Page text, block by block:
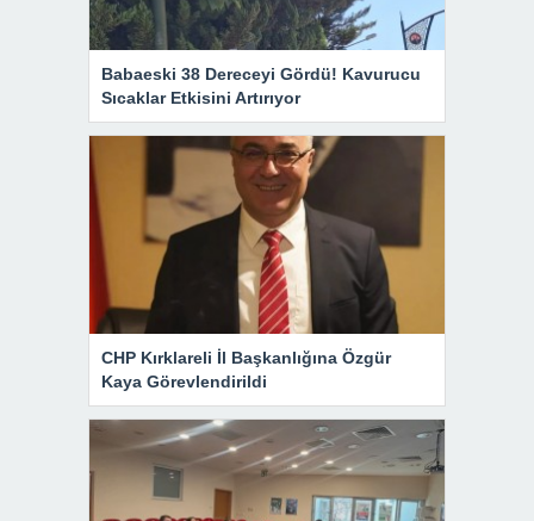
Babaeski 38 Dereceyi Gördü! Kavurucu
Sıcaklar Etkisini Artırıyor
CHP Kırklareli İl Başkanlığına Özgür
Kaya Görevlendirildi